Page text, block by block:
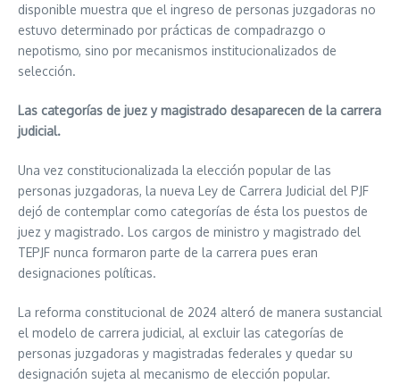
disponible muestra que el ingreso de personas juzgadoras no
estuvo determinado por prácticas de compadrazgo o
nepotismo, sino por mecanismos institucionalizados de
selección.
Las categorías de juez y magistrado desaparecen de la carrera
judicial.
Una vez constitucionalizada la elección popular de las
personas juzgadoras, la nueva Ley de Carrera Judicial del PJF
dejó de contemplar como categorías de ésta los puestos de
juez y magistrado. Los cargos de ministro y magistrado del
TEPJF nunca formaron parte de la carrera pues eran
designaciones políticas.
La reforma constitucional de 2024 alteró de manera sustancial
el modelo de carrera judicial, al excluir las categorías de
personas juzgadoras y magistradas federales y quedar su
designación sujeta al mecanismo de elección popular.